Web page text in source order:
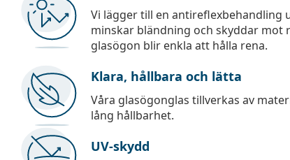
Vi lägger till en antireflexbehandling
minskar bländning och skyddar mot
glasögon blir enkla att hålla rena.
Klara, hållbara och lätta
Våra glasögonglas tillverkas av
lång hållbarhet.
UV-skydd